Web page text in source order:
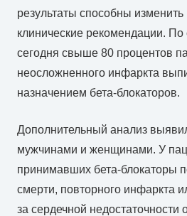
результаты способны
клинические рекомендации. По
сегодня свыше 80 процентов
неосложненного инфаркта
назначением бета-блокаторов.
Дополнительный анализ
мужчинами и женщинами. У
принимавших бета-блокаторы
смерти, повторного инфаркта
за сердечной